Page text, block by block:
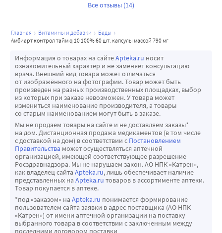
Все отзывы (14)
главная витамины и добавки
бады
амбиарт контрол тайм q 10 100% 60 шт. капсулы массой 790 мг
Информация о товарах на сайтеApteka.ru носит
ознакомительный характер и не заменяет консультацию
врача. Внешний вид товара может отличаться
от изображённого на фотографии. Товар может быть
произведен на разных производственных площадках, выбор
из которых при заказе невозможен. У товара может
измениться наименование производителя, а товары
со старым наименованием могут быть в заказе.
Мы не продаем товары на сайте и не доставляем заказы*
на дом. Дистанционная продажа медикаментов (в том числе
с доставкой на дом) в соответствии с Постановлением
Правительства может осуществляться аптечной
организацией, имеющей соответствующее разрешение
Росздравнадзора. Мы не нарушаем закон. АО НПК «Катрен»,
как владелец сайта Apteka.ru, лишь обеспечивает наличие
представленных на Apteka.ru товаров в ассортименте аптеки.
Товар покупается в аптеке.
*под «заказом» на Apteka.ru понимается формирование
пользователем сайта заявки в адрес поставщика (АО НПК
«Катрен») от имени аптечной организации на поставку
выбранного товара в соответствии с заключенным между